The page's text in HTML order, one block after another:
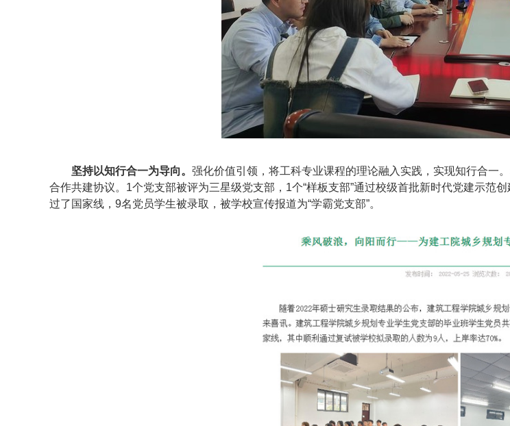
坚持以知行合一为导向。 强化价值引领，将工科专业课程的理论融入实践，实现知行合一
合作共建协议。 1个党支部被评为三星级党支部， 1个“样板支部”通过校级首批新时代党建示范
过了国家线，9名党员学生被录取，被学校宣传报道为“学霸党支部”。